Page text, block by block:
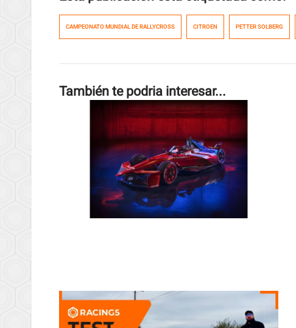
CAMPEONATO MUNDIAL DE RALLYCROSS CITROEN PETTER SOLBERG
También te podria interesar...